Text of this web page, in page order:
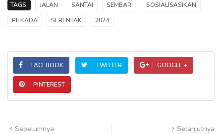
TAGS: JALAN SANTAI SEMBARI
SOSIALISASIKAN
PILKADA
SERENTAK 2024
FACEBOOK TWITTER GOOGLE +
PINTEREST
Sebelumnya Selanjutnya